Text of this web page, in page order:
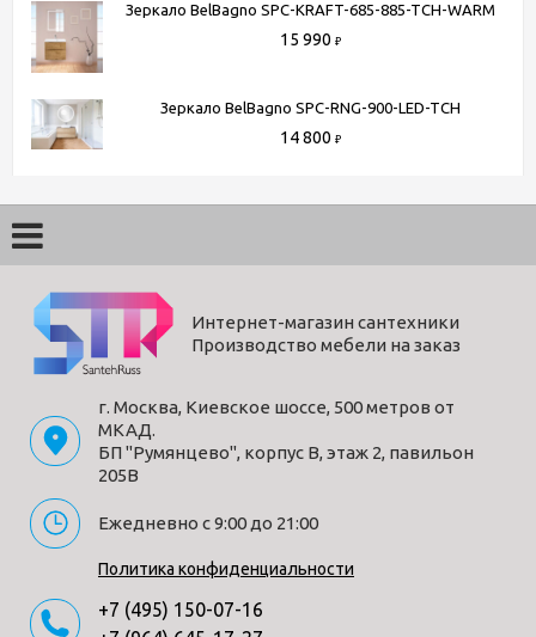
Более подробную информацию вы можете получить по
телефону
Зеркало BelBagno SPC-KRAFT-685-885-TCH-WARM
15 990 ₽
Зеркало BelBagno SPC-RNG-900-LED-TCH
14 800 ₽
Интернет-магазин сантехники
Производство мебели на заказ
г. Москва, Киевское шоссе, 500 метров от
МКАД.
БП "Румянцево", корпус В, этаж 2, павильон
205В
Ежедневно с 9:00 до 21:00
Политика конфиденциальности
+7 (495) 150-07-16